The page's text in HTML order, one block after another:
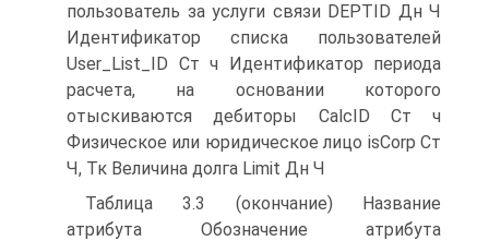
пользователь за услуги связи DEPTID Дн Ч
Идентификатор списка пользователей
User_List_ID Ст ч Идентификатор периода
расчета, на основании которого
отыскиваются дебиторы CalcID Ст ч
Физическое или юридическое лицо isCorp Ст
Ч, Тк Величина долга Limit Дн Ч
Таблица 3.3 (окончание) Название
атрибута Обозначение атрибута